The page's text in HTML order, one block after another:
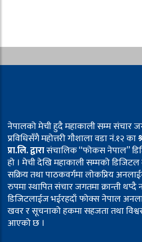
नेपालको मेची हुदै महाकाली सम्म संचार
प्रविधिसँगै महोत्तरी गौशाला वडा नं.१२ का
प्रा.लि. द्वारासंचालिक “फोकस नेपाल”
हो । मेची देखि महाकाली सम्मको डिजिटल
सक्रिय तथा पाठकवर्गमा लोकप्रिय
रुपमा स्थापित संचार जगतमा क्रान्ती थप्दै
डिजिटलाईज भईरहदाँ फोक्स नेपाल
खवर र सूचनाको हकमा सहजता तथा
आएको छ ।